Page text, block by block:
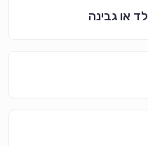
או גבינה